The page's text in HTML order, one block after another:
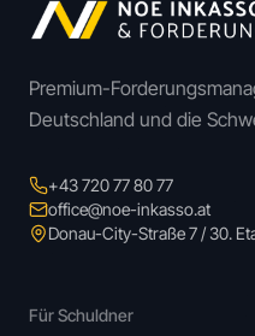
Premium-
Deutschland und die
+43 720 77 80 77
office@noe-inkasso.at
Donau-City-Straße 7 / 30.
Für Schuldner